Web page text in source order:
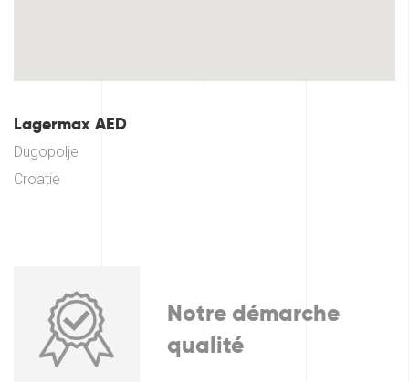
Lagermax AED
Dugopolje
Croatie
Notre démarche
qualité